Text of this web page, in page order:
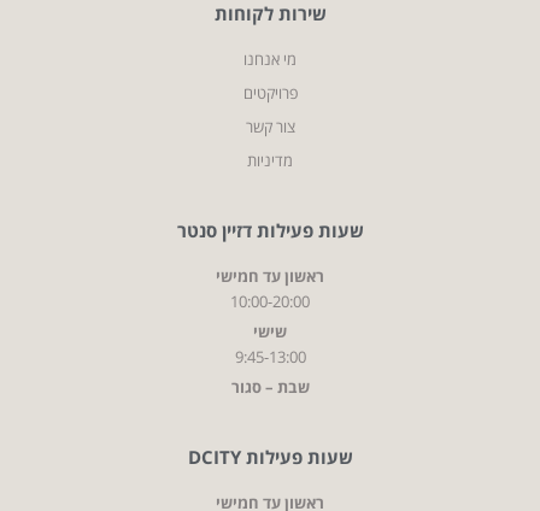
שירות לקוחות
מי אנחנו
פרויקטים
צור קשר
מדיניות
שעות פעילות דזיין סנטר
ראשון עד חמישי
10:00-20:00
שישי
9:45-13:00
שבת – סגור
שעות פעילות DCITY
ראשון עד חמישי